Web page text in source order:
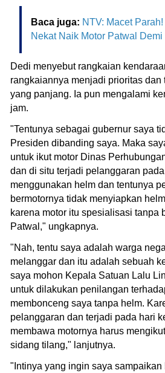
Baca juga: NTV: Macet
Nekat Naik Motor Patwal
Dedi menyebut rangkaian
rangkaiannya menjadi prioritas dan
yang panjang. Ia pun mengalami
jam.
"Tentunya sebagai gubernur saya
Presiden dibanding saya. Maka
untuk ikut motor Dinas
dan di situ terjadi pelanggaran
menggunakan helm dan tentunya
bermotornya tidak menyiapkan
karena motor itu spesialisasi tanpa
Patwal," ungkapnya.
"Nah, tentu saya adalah warga
melanggar dan itu adalah sebuah
saya mohon Kepala Satuan Lalu
untuk dilakukan penilangan
membonceng saya tanpa helm.
pelanggaran dan terjadi pada hari
membawa motornya harus
sidang tilang," lanjutnya.
"Intinya yang ingin saya sampaikan